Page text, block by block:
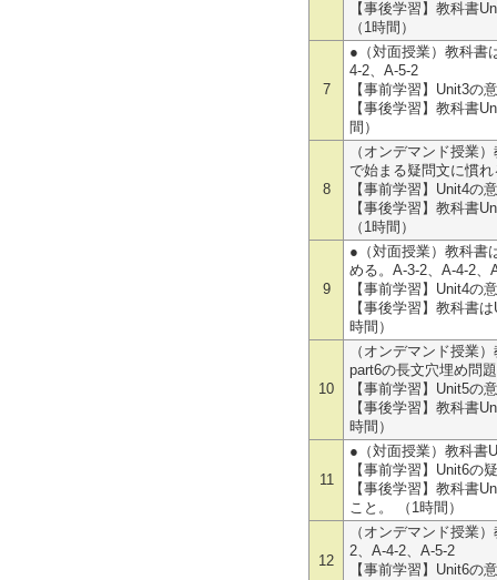
【事後学習】教科書
（1時間）
7
●（対面授業）教科書
4-2、A-5-2
【事前学習】Unit3の
【事後学習】教科書
間）
8
（オンデマンド授業
で始まる疑問文に慣
【事前学習】Unit4の
【事後学習】教科書
（1時間）
9
●（対面授業）教科書
める。A-3-2、A-4-2、
【事前学習】Unit4の
【事後学習】教科書
時間）
10
（オンデマンド授業
part6の長文穴埋め問
【事前学習】Unit5の
【事後学習】教科書
時間）
11
●（対面授業）教科書
【事前学習】Unit6の
【事後学習】教科書
こと。 （1時間）
12
（オンデマンド授業
2、A-4-2、A-5-2
【事前学習】Unit6の